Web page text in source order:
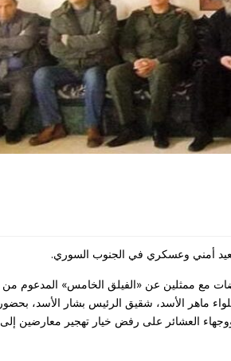
أمني وعسكري في الجنوب السوري.
مع ممثلين عن «الفيلق الخامس» المدعوم من
ماهر الأسد، شقيق الرئيس بشار الأسد، بحضور
العشائر على رفض خيار تهجير معارضين إلى